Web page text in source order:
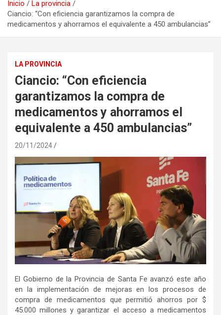
Inicio
La provincia
Ciancio: “Con eficiencia garantizamos la compra de
medicamentos y ahorramos el equivalente a 450 ambulancias”
LA PROVINCIA
Ciancio: “Con eficiencia
garantizamos la compra de
medicamentos y ahorramos el
equivalente a 450 ambulancias”
20/11/2024
El Gobierno de la Provincia de Santa Fe avanzó este año
en la implementación de mejoras en los procesos de
compra de medicamentos que permitió ahorros por $
45.000 millones y garantizar el acceso a medicamentos